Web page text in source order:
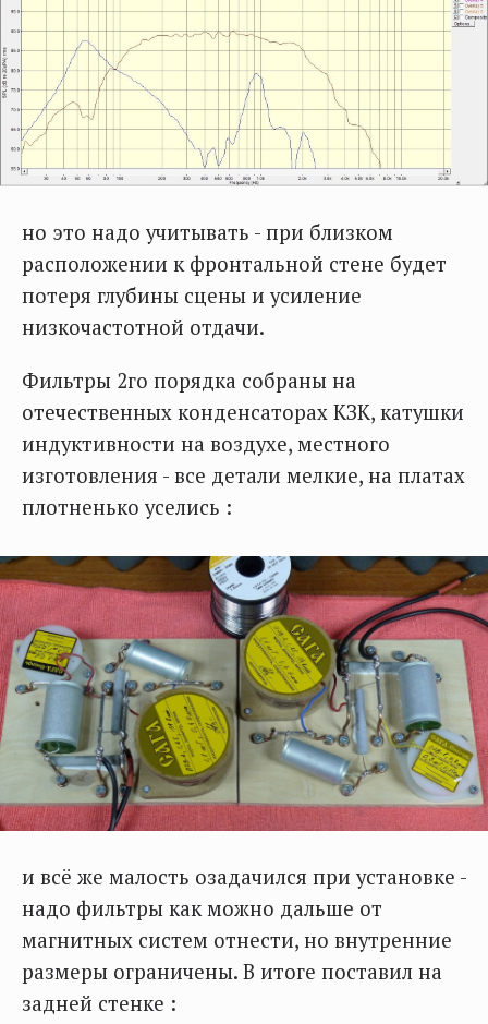
но это надо учитывать - при близком
расположении к фронтальной стене будет
потеря глубины сцены и усиление
низкочастотной отдачи.
Фильтры 2го порядка собраны на
отечественных конденсаторах КЗК, катушки
индуктивности на воздухе, местного
изготовления - все детали мелкие, на платах
плотненько уселись :
и всё же малость озадачился при установке -
надо фильтры как можно дальше от
магнитных систем отнести, но внутренние
размеры ограничены. В итоге поставил на
задней стенке :